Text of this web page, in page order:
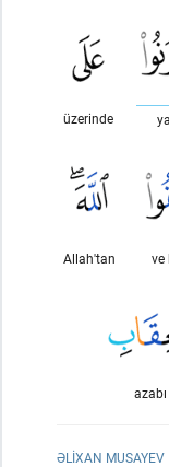
üzerinde
ve
Allah'tan
azabı
ƏLIXAN MUSAYEV